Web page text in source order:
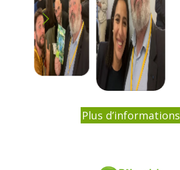
Plus d’informations